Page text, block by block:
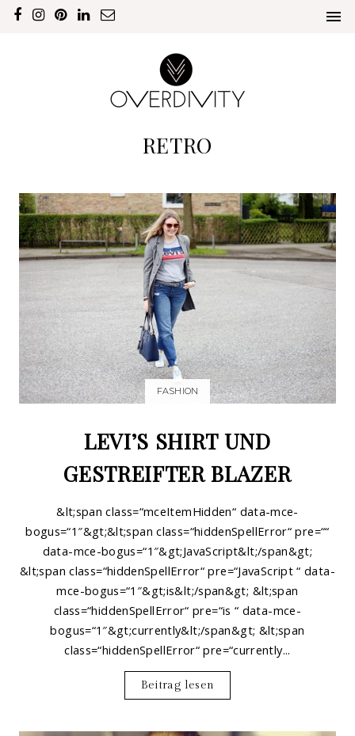
RETRO
FASHION
LEVI’S SHIRT UND
GESTREIFTER BLAZER
&lt;span class=“mceItemHidden“ data-mce-
bogus=“1″&gt;&lt;span class=“hiddenSpellError“ pre=““
data-mce-bogus=“1″&gt;JavaScript&lt;/span&gt;
&lt;span class=“hiddenSpellError“ pre=“JavaScript “ data-
mce-bogus=“1″&gt;is&lt;/span&gt; &lt;span
class=“hiddenSpellError“ pre=“is “ data-mce-
bogus=“1″&gt;currently&lt;/span&gt; &lt;span
class=“hiddenSpellError“ pre=“currently...
Beitrag lesen